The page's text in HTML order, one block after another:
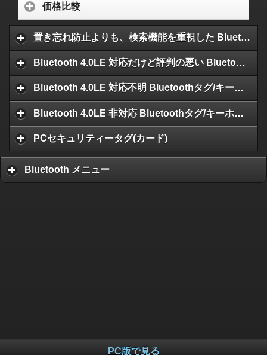
価格比較
置き忘れ防止よりも、検索機能を重視した Bluetoothタグ/キーホルダー (Bluetooth 4.0LE 対応)
Bluetooth 4.0LE 対応だけど評判の悪い Bluetoothタグ/キーホルダー
Bluetooth 4.0LE 対応不明 Bluetoothタグ/キーホルダー
Bluetooth 4.0LE 非対応 Bluetoothタグ/キーホルダー
PCセキュリティータグ(カード)
Bluetooth メニュー
PC版で見る